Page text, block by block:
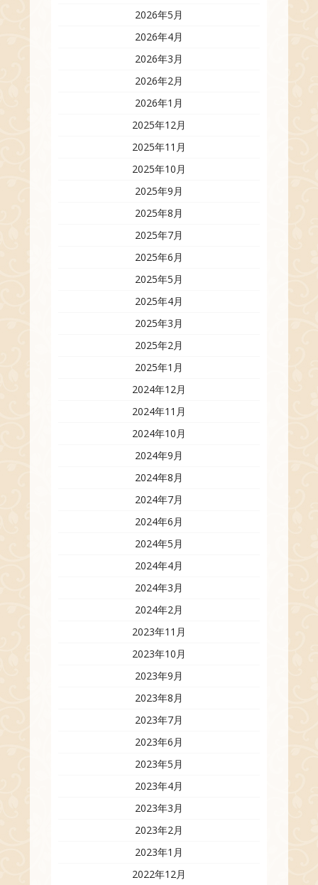
2026年5月
2026年4月
2026年3月
2026年2月
2026年1月
2025年12月
2025年11月
2025年10月
2025年9月
2025年8月
2025年7月
2025年6月
2025年5月
2025年4月
2025年3月
2025年2月
2025年1月
2024年12月
2024年11月
2024年10月
2024年9月
2024年8月
2024年7月
2024年6月
2024年5月
2024年4月
2024年3月
2024年2月
2023年11月
2023年10月
2023年9月
2023年8月
2023年7月
2023年6月
2023年5月
2023年4月
2023年3月
2023年2月
2023年1月
2022年12月